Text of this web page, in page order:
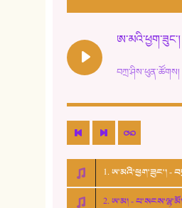
ཨ་མའི་ཕྱག་ཟུང་།
བཀྲ་ཤིས་ཕུན་ཚོགས།
1. ཨ་མའི་ཕྱག་ཟུང་། -
2. ཨ་མ། - པ་སངས་ལྷ་མོ།